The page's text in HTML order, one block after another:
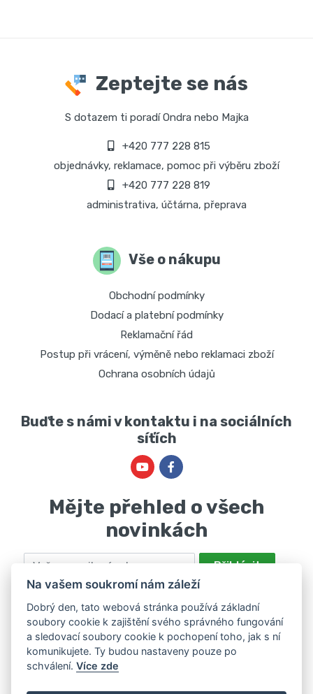
Zeptejte se nás
S dotazem ti poradí Ondra nebo Majka
+420 777 228 815
objednávky, reklamace, pomoc při výběru zboží
+420 777 228 819
administrativa, účtárna, přeprava
Vše o nákupu
Obchodní podmínky
Dodací a platební podmínky
Reklamační řád
Postup při vrácení, výměně nebo reklamaci zboží
Ochrana osobních údajů
Buďte s námi v kontaktu i na sociálních
síťích
Mějte přehled o všech
novinkách
Email Přihlásit
Odesláním souhlasíte se zpracováním osobních údajů za účelem
nabízení a zpracování marketingových nabídek společností Marie
Haščáková, IČ: 48488861 se sídlem Bánov 697. Máte právo svůj
souhlas odvolat. Více informací vzásadách zpracování osobních
údajů.
Na vašem soukromí nám záleží
Dobrý den, tato webová stránka používá základní
soubory cookie k zajištění svého správného fungování
a sledovací soubory cookie k pochopení toho, jak s ní
komunikujete. Ty budou nastaveny pouze po
schválení.Více zde